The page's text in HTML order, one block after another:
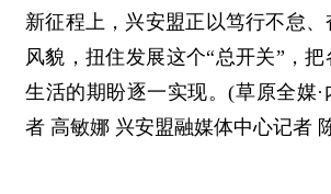
新征程上，兴安盟正以笃行不怠
风貌，扭住发展这个“总开关”，
生活的期盼逐一实现。(草原全媒
者 高敏娜 兴安盟融媒体中心记者